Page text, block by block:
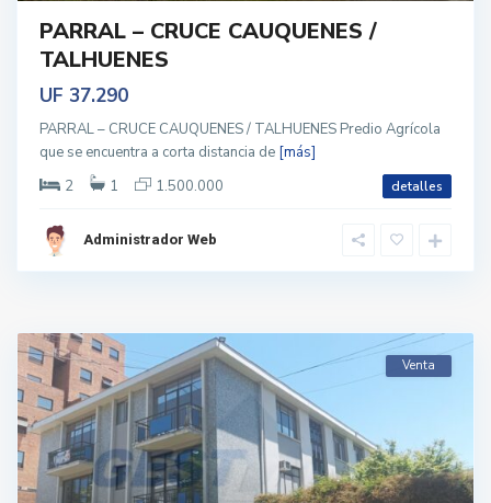
PARRAL – CRUCE CAUQUENES /
TALHUENES
UF 37.290
PARRAL – CRUCE CAUQUENES / TALHUENES Predio Agrícola
que se encuentra a corta distancia de [más]
2
1 1.500.000 detalles
Administrador Web
Venta